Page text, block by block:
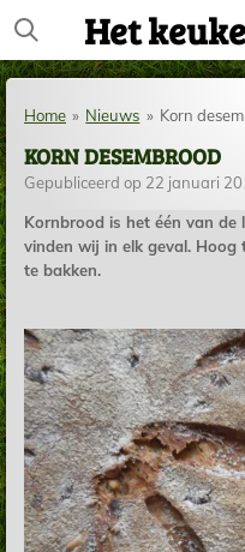
Ga
direct
naar
hoofdinhoud
Het
Home » Nieuws » Korn
KORN DESEMBROOD
Gepubliceerd op 22 januari
Kornbrood is het één van
vinden wij in elk geval.
te bakken.